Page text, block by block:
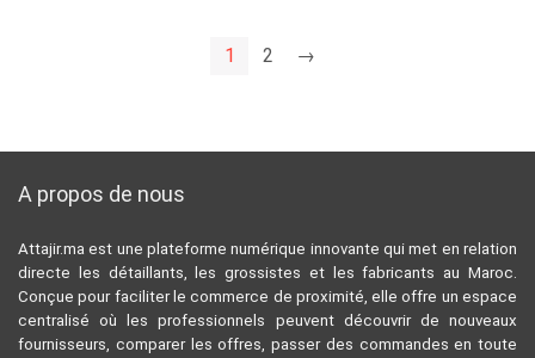
1 2 →
A propos de nous
Attajir.ma est une plateforme numérique innovante qui met en relation
directe les détaillants, les grossistes et les fabricants au Maroc.
Conçue pour faciliter le commerce de proximité, elle offre un espace
centralisé où les professionnels peuvent découvrir de nouveaux
fournisseurs, comparer les offres, passer des commandes en toute